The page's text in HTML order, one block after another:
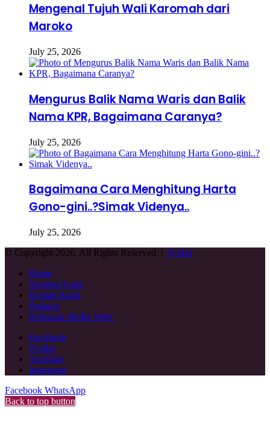
Mengenal Tujuh Wali Karomah dari
Maroko
July 25, 2026
Mengurus Balik Nama Waris dan Balik
Nama KPR, Bagaimana Caranya?
July 25, 2026
Bagaimana Cara Menghitung Harta
Gono-gini..?Simak Videnya..
July 25, 2026
© Copyright 2026, All Rights Reserved | Q-Har
Home
Tentang Kami
Kontak Kami
Redaksi
Pedoman Media Siber
Facebook
Twitter
YouTube
Instagram
Facebook WhatsApp
Back to top button